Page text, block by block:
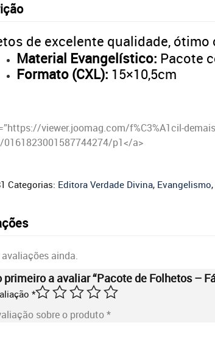
de excelente qualidade,
Material Evangelístico: Pacote
Formato (CXL): 15×10,5cm
viewer.joomag.com/f%C3%A1cil-
0161823001587744274/p1</a>
Categorias: Editora Verdade Divina, Evangelismo,
ainda.
primeiro a avaliar “Pacote de Folhetos –
*
sobre o produto*